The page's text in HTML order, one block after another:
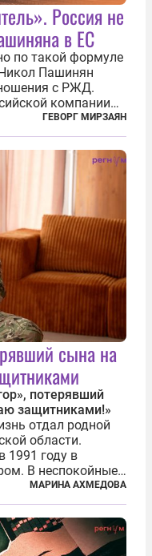
Россия не
в ЕС
по такой формуле
Пашинян
с РЖД.
компании
в районе
который должен
через...
ГЕВОРГ МИРЗАЯН
сына на
потерявший
защитниками!»
отдал родной
области.
1991 году в
В неспокойные
закрытия и со
В 2023 году
МАРИНА АХМЕДОВА